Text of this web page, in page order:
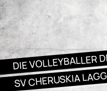
DIE VOLLEYBALLER
SV CHERUSKIA